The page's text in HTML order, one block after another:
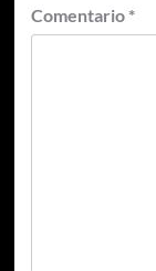
Comentario *